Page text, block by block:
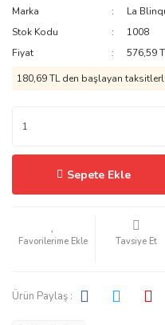
Marka
La
Stok Kodu
1008
Fiyat
576,59
180,69 TL den başlayan
Sepete Ekle
Tavsiye Et
Ürün Paylaş :